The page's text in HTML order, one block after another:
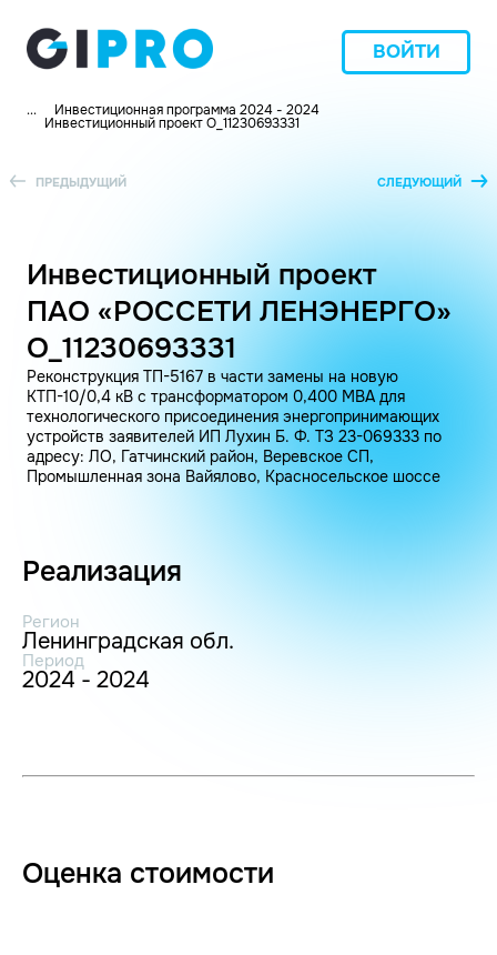
ВОЙТИ
... Инвестиционная программа 2024 - 2024
Инвестиционный проект O_11230693331
ПРЕДЫДУЩИЙ СЛЕДУЮЩИЙ
Инвестиционный проект
ПАО «РОССЕТИ ЛЕНЭНЕРГО»
O_11230693331
Реконструкция ТП-5167 в части замены на новую
КТП-10/0,4 кВ с трансформатором 0,400 МВА для
технологического присоединения энергопринимающих
устройств заявителей ИП Лухин Б. Ф. ТЗ 23-069333 по
адресу: ЛО, Гатчинский район, Веревское СП,
Промышленная зона Вайялово, Красносельское шоссе
Реализация
Регион
Ленинградская обл.
Период
2024 - 2024
Оценка стоимости